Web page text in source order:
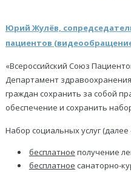
Юрий Жулёв,
пациентов
«Всероссийский Союз
Департамент
граждан сохранить за собой
обеспечение и сохранить
Набор социальных услуг
бесплатное получение
бесплатное санаторно-